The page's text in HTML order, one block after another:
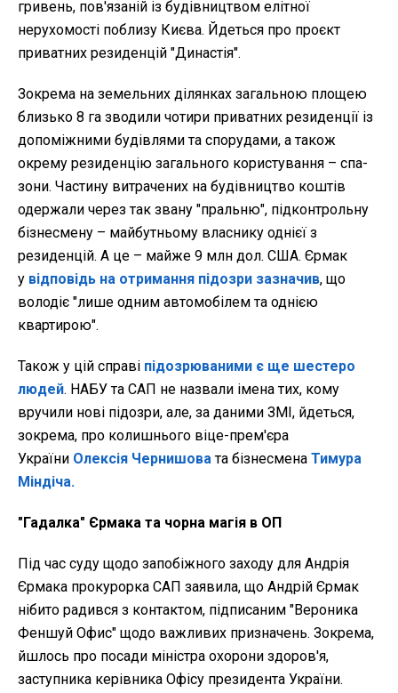
гривень, пов'язаній із будівництвом елітної
нерухомості поблизу Києва. Йдеться про проєкт
приватних резиденцій "Династія".
Зокрема на земельних ділянках загальною площею
близько 8 га зводили чотири приватних резиденції із
допоміжними будівлями та спорудами, а також
окрему резиденцію загального користування – спа-
зони. Частину витрачених на будівництво коштів
одержали через так звану "пральню", підконтрольну
бізнесмену – майбутньому власнику однієї з
резиденцій. А це – майже 9 млн дол. США. Єрмак
у відповідь на отримання підозри зазначив, що
володіє "лише одним автомобілем та однією
квартирою".
Також у цій справі підозрюваними є ще шестеро
людей. НАБУ та САП не назвали імена тих, кому
вручили нові підозри, але, за даними ЗМІ, йдеться,
зокрема, про колишнього віце-прем'єра
України Олексія Чернишова та бізнесмена Тимура
Міндіча.
"Гадалка" Єрмака та чорна магія в ОП
Під час суду щодо запобіжного заходу для Андрія
Єрмака прокурорка САП заявила, що Андрій Єрмак
нібито радився з контактом, підписаним "Вероника
Феншуй Офис" щодо важливих призначень. Зокрема,
йшлось про посади міністра охорони здоров'я,
заступника керівника Офісу президента України.